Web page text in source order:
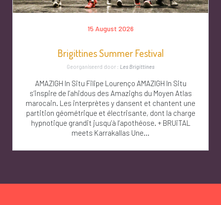
15 August 2026
Brigittines Summer Festival
Georganiseerd door : Les Brigittines
AMAZIGH In Situ Filipe Lourenço AMAZIGH In Situ
s’inspire de l’ahidous des Amazighs du Moyen Atlas
marocain. Les interprètes y dansent et chantent une
partition géométrique et électrisante, dont la charge
hypnotique grandit jusqu’à l’apothéose. + BRUiTAL
meets Karrakallas Une...